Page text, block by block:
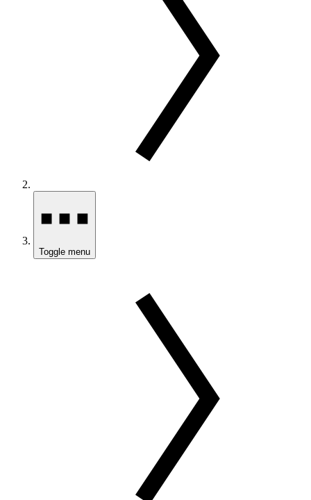
Toggle menu